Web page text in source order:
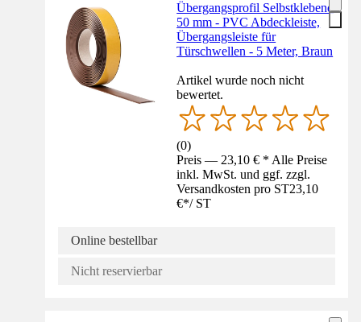
Übergangsprofil Selbstklebend
50 mm - PVC Abdeckleiste,
Übergangsleiste für
Türschwellen - 5 Meter, Braun
Artikel wurde noch nicht
bewertet.
(0)
Preis — 23,10 € * Alle Preise
inkl. MwSt. und ggf. zzgl.
Versandkosten pro ST23,10
€*/ ST
Online bestellbar
Nicht reservierbar